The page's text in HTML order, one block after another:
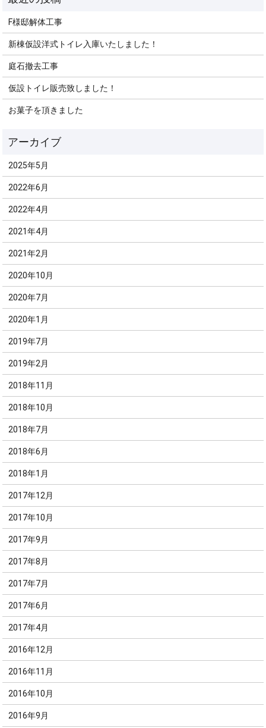
F様邸解体工事
新棟仮設洋式トイレ入庫いたしました！
庭石撤去工事
仮設トイレ販売致しました！
お菓子を頂きました
2025年5月
2022年6月
2022年4月
2021年4月
2021年2月
2020年10月
2020年7月
2020年1月
2019年7月
2019年2月
2018年11月
2018年10月
2018年7月
2018年6月
2018年1月
2017年12月
2017年10月
2017年9月
2017年8月
2017年7月
2017年6月
2017年4月
2016年12月
2016年11月
2016年10月
2016年9月